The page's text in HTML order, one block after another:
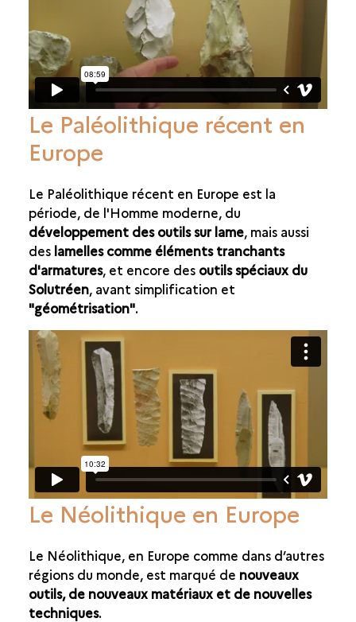
Le Paléolithique récent en
Europe
Le Paléolithique récent en Europe est la
période, de l'Homme moderne, du
développement des outils sur lame, mais aussi
des lamelles comme éléments tranchants
d'armatures, et encore desoutils spéciaux du
Solutréen, avant simplification et
"géométrisation".
Le Néolithique en Europe
Le Néolithique, en Europe comme dans d’autres
régions du monde, est marqué de nouveaux
outils, de nouveaux matériaux et de nouvelles
techniques.